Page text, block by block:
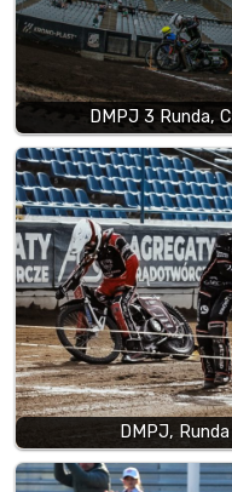
DMPJ 3 Runda,
DMPJ,